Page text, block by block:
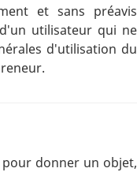
et sans préavis
utilisateur qui ne
d'utilisation du
pour donner un objet,